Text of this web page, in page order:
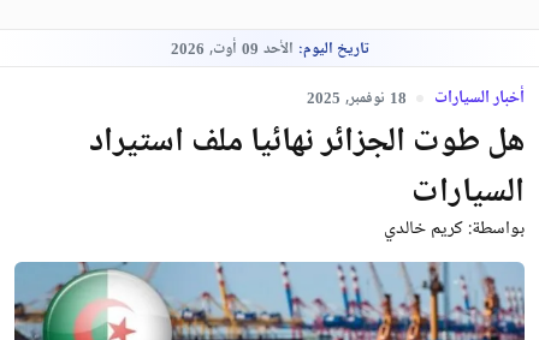
تاريخ اليوم: الأحد 09 أوت, 2026
أخبار السيارات 18 نوفمبر, 2025
هل طوت الجزائر نهائيا ملف استيراد
السيارات
بواسطة:كريم خالدي